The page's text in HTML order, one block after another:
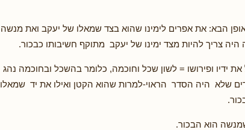
הבא: את אפרים לימינו שהוא בצד שמאלו של יעקב ואת מנשה
צריך להיות מצד ימינו של יעקב מתוקף חשיבותו כבכור.
ידיו ופירושו = לשון שכל וחוכמה, כלומר בהשכל ובחוכמה נהג
שלא היה הסדר הראוי-למרות שהוא הקטן ואילו את יד שמאלו
הוא הבכור.